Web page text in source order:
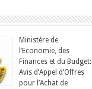
Ministère de
l’Economie, des
Finances et du Budget:
Avis d’Appel d’Offres
pour l’Achat de